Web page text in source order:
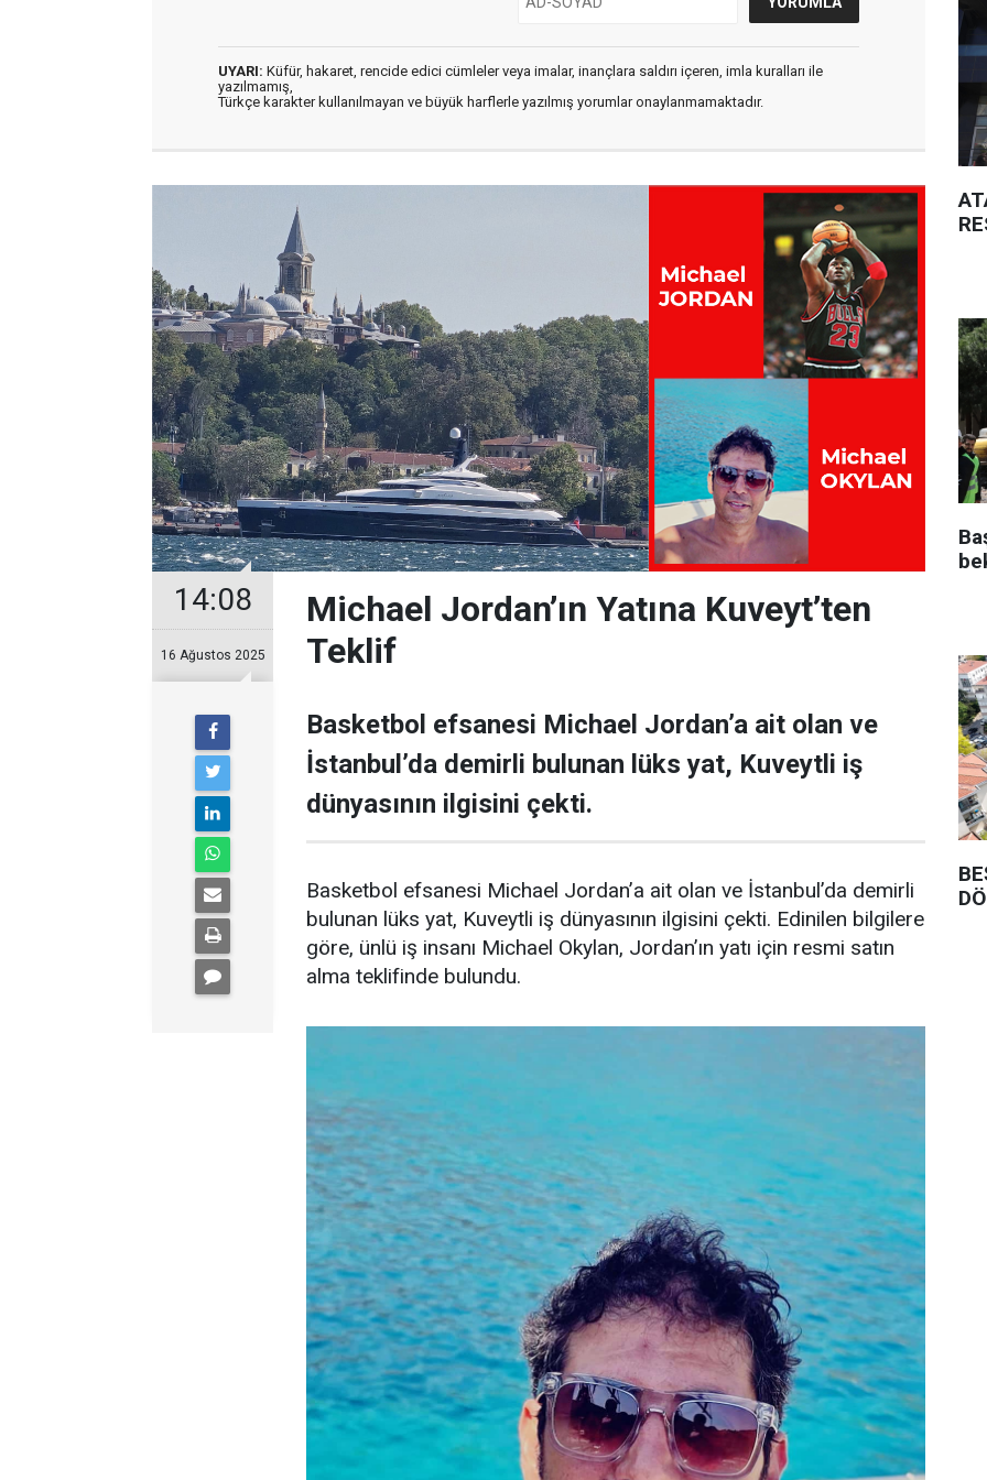
UYARI: Küfür, hakaret, rencide edici cümleler veya imalar, inançlara saldırı içeren, imla kuralları ile
yazılmamış,
Türkçe karakter kullanılmayan ve büyük harflerle yazılmış yorumlar onaylanmamaktadır.
14:08
16 Ağustos 2025
Michael Jordan’ın Yatına Kuveyt’ten
Teklif
Basketbol efsanesi Michael Jordan’a ait olan ve
İstanbul’da demirli bulunan lüks yat, Kuveytli iş
dünyasının ilgisini çekti.
Basketbol efsanesi Michael Jordan’a ait olan ve İstanbul’da demirli
bulunan lüks yat, Kuveytli iş dünyasının ilgisini çekti. Edinilen bilgilere
göre, ünlü iş insanı Michael Okylan, Jordan’ın yatı için resmi satın
alma teklifinde bulundu.